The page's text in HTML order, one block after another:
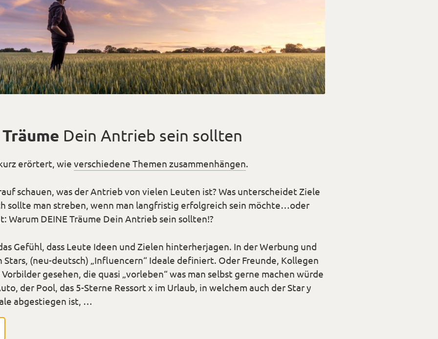
Dein Antrieb sein sollten
erörtert, wieverschiedene Themen zusammenhängen.
schauen, was der Antrieb von vielen Leuten ist? Was unterscheidet Ziele
sollte man streben, wenn man langfristig erfolgreich sein möchte…oder
Warum DEINE Träume Dein Antrieb sein sollten!?
Gefühl, dass Leute Ideen und Zielen hinterherjagen. In der Werbung und
Stars, (neu-deutsch) „Influencern“ Ideale definiert. Oder Freunde, Kollegen
gesehen, die quasi „vorleben“ was man selbst gerne machen würde
der Pool, das 5-Sterne Ressort x im Urlaub, in welchem auch der Star y
abgestiegen ist, …